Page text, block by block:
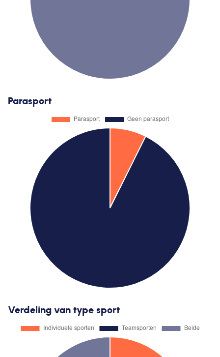
Parasport
Verdeling van type sport